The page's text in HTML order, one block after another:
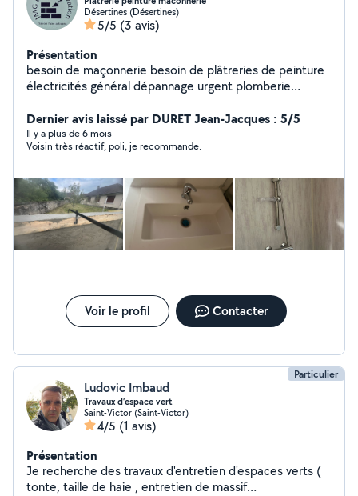
Désertines (Désertines)
5/5 (3 avis)
Présentation
besoin de maçonnerie besoin de plâtreries de peinture
électricités général dépannage urgent plomberie
faites confiance JM BATI RENOVATION 03 sera
répondre a vos besoins .
Dernier avis laissé par DURET Jean-Jacques : 5/5
Il y a plus de 6 mois
Voisin très réactif, poli, je recommande.
Voir le profil Contacter
Particulier
Ludovic Imbaud
Travaux d’espace vert
Saint-Victor (Saint-Victor)
4/5 (1 avis)
Présentation
Je recherche des travaux d'entretien d'espaces verts (
tonte, taille de haie , entretien de massif